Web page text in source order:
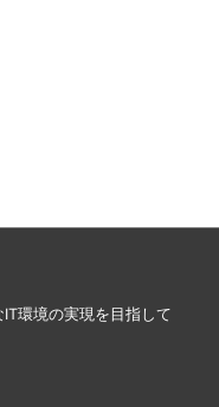
環境の実現を目指して